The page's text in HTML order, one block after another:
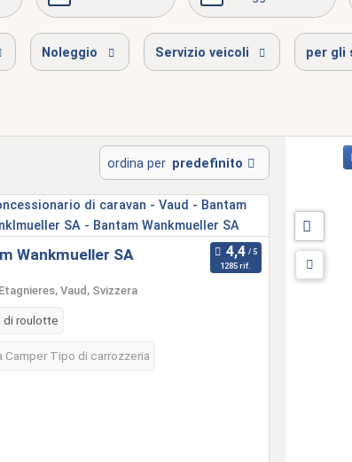
prova del gas ispezione del servizio
Noleggio Servizio veicoli per gli
ordina per predefinito
Wankmueller SA
1285 rif.
Vaud, Svizzera
di roulotte
Camper Tipo di carrozzeria